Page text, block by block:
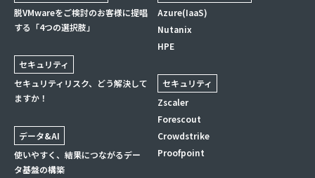
脱VMwareをご検討のお客様に提唱
する「4つの選択肢」
セキュリティ
セキュリティリスク、どう解決して
ますか！
データ&AI
使いやすく、結果につながるデー
タ基盤の構築
Azure(IaaS)
Nutanix
HPE
セキュリティ
Zscaler
Forescout
Crowdstrike
Proofpoint